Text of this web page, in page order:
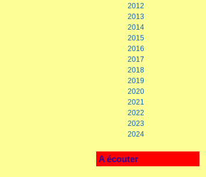
2012
2013
2014
2015
2016
2017
2018
2019
2020
2021
2022
2023
2024
A écouter